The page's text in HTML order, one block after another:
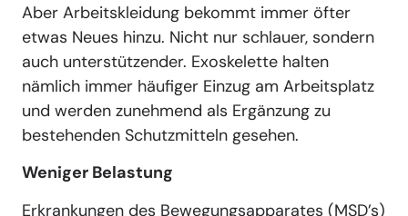
Aber Arbeitskleidung bekommt immer öfter
etwas Neues hinzu. Nicht nur schlauer, sondern
auch unterstützender. Exoskelette halten
nämlich immer häufiger Einzug am Arbeitsplatz
und werden zunehmend als Ergänzung zu
bestehenden Schutzmitteln gesehen.
Weniger Belastung
Erkrankungen des Bewegungsapparates (MSD’s)